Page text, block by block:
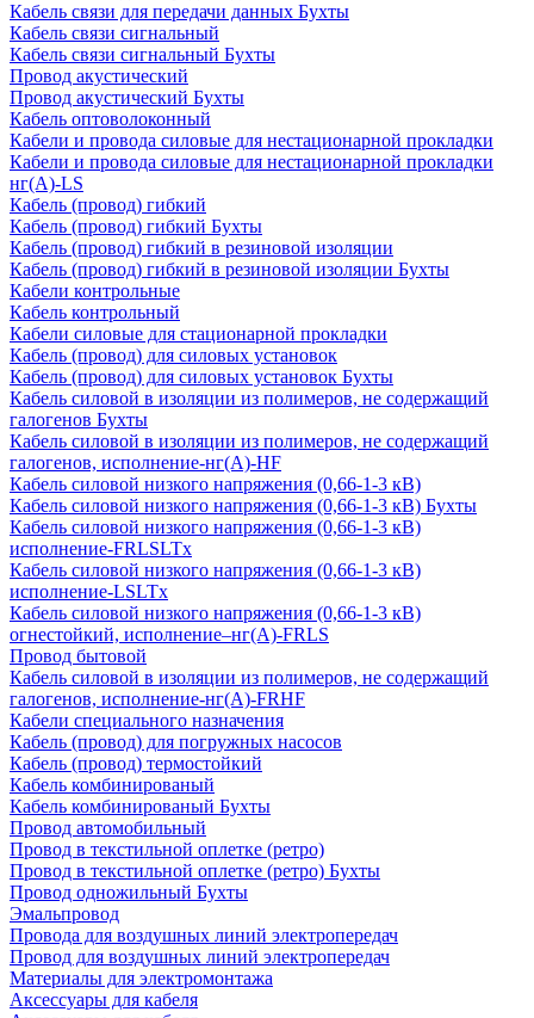
Кабель связи для передачи данных Бухты
Кабель связи сигнальный
Кабель связи сигнальный Бухты
Провод акустический
Провод акустический Бухты
Кабель оптоволоконный
Кабели и провода силовые для нестационарной прокладки
Кабели и провода силовые для нестационарной прокладки
нг(А)-LS
Кабель (провод) гибкий
Кабель (провод) гибкий Бухты
Кабель (провод) гибкий в резиновой изоляции
Кабель (провод) гибкий в резиновой изоляции Бухты
Кабели контрольные
Кабель контрольный
Кабели силовые для стационарной прокладки
Кабель (провод) для силовых установок
Кабель (провод) для силовых установок Бухты
Кабель силовой в изоляции из полимеров, не содержащий
галогенов Бухты
Кабель силовой в изоляции из полимеров, не содержащий
галогенов, исполнение-нг(А)-HF
Кабель силовой низкого напряжения (0,66-1-3 кВ)
Кабель силовой низкого напряжения (0,66-1-3 кВ) Бухты
Кабель силовой низкого напряжения (0,66-1-3 кВ)
исполнение-FRLSLTx
Кабель силовой низкого напряжения (0,66-1-3 кВ)
исполнение-LSLTx
Кабель силовой низкого напряжения (0,66-1-3 кВ)
огнестойкий, исполнение–нг(А)-FRLS
Провод бытовой
Кабель силовой в изоляции из полимеров, не содержащий
галогенов, исполнение-нг(А)-FRHF
Кабели специального назначения
Кабель (провод) для погружных насосов
Кабель (провод) термостойкий
Кабель комбинированый
Кабель комбинированый Бухты
Провод автомобильный
Провод в текстильной оплетке (ретро)
Провод в текстильной оплетке (ретро) Бухты
Провод одножильный Бухты
Эмальпровод
Провода для воздушных линий электропередач
Провод для воздушных линий электропередач
Материалы для электромонтажа
Аксессуары для кабеля